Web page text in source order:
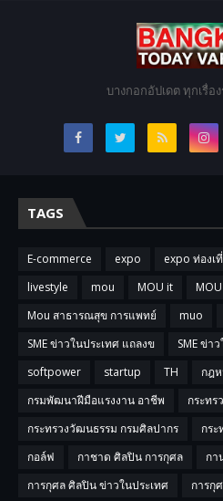
บางกอกอัปเดต ทุกเรื่อ
TAGS
E-commerce expo expo ท่องเ
livestyle
mou MOU it
Mou สาธารณสุข การแพทย์
muo
SME ข่าวในประเทศ แถลงข
SME ข่า
softpower
startup TH
กฎ
กรมพัฒนาฝีมือแรงงาน อาชีพ
กระทร
กระทรวงวัฒนธรรม กรมศิลปากร
กร
กอล์ฟ
กาชาด ศิลปิน การกุศล กา
การกุศล ศิลปิน ข่าวในประเทศ
การกุ